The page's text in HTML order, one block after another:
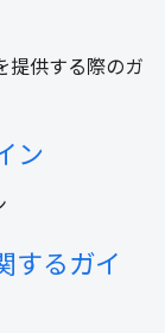
提供する際のガ
ン
するガイ